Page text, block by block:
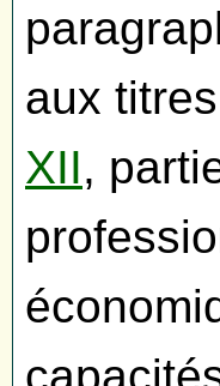
aux
XII,